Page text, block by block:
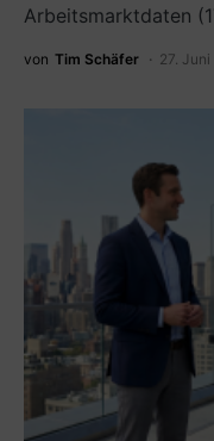
Arbeitsmarktdaten
von Tim Schäfer 27.